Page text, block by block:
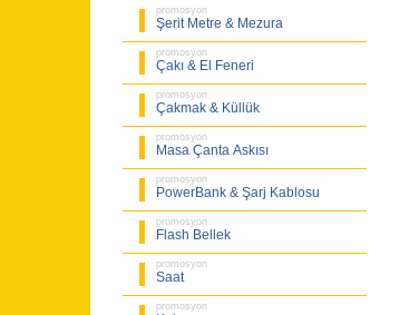
promosyon
Şerit Metre & Mezura
promosyon
Çakı & El Feneri
promosyon
Çakmak & Küllük
promosyon
Masa Çanta Askısı
promosyon
PowerBank & Şarj Kablosu
promosyon
Flash Bellek
promosyon
Saat
promosyon